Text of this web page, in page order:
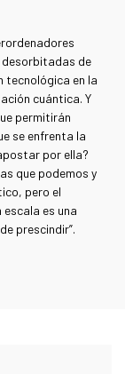
desorbitadas de
tecnológica en la
cuántica. Y
permitirán
se enfrenta la
por ella?
que podemos y
pero el
es una
prescindir”.